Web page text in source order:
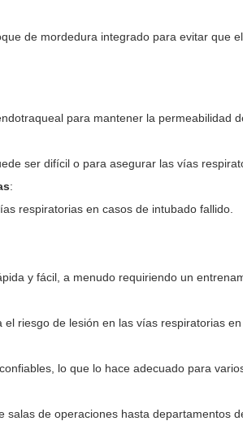
de mordedura integrado para evitar
para mantener la permeabilidad
ser difícil o para asegurar las vías
:
respiratorias en casos de intubado fallido.
y fácil, a menudo requiriendo un
riesgo de lesión en las vías respiratorias
lo que lo hace adecuado para
de operaciones hasta departamentos